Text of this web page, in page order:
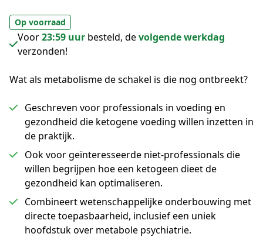
Op voorraad
Voor23:59 uur besteld, devolgende werkdag
verzonden!
Wat als metabolisme de schakel is die nog ontbreekt?
Geschreven voor professionals in voeding en
gezondheid die ketogene voeding willen inzetten in
de praktijk.
Ook voor geïnteresseerde niet-professionals die
willen begrijpen hoe een ketogeen dieet de
gezondheid kan optimaliseren.
Combineert wetenschappelijke onderbouwing met
directe toepasbaarheid, inclusief een uniek
hoofdstuk over metabole psychiatrie.